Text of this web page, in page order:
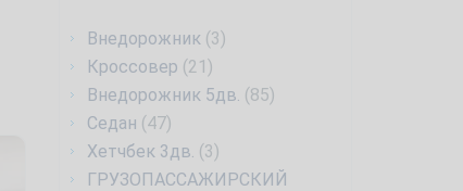
Внедорожник (3)
Кроссовер (21)
Внедорожник 5дв. (85)
Седан (47)
Хетчбек 3дв. (3)
ГРУЗОПАССАЖИРСКИЙ